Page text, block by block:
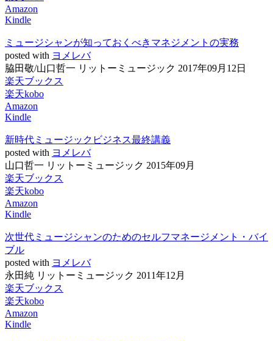
Amazon
Kindle
ミュージシャンが知っておくべきマネジメントの実務
posted with ヨメレバ
脇田敬/山口哲一 リットーミュージック 2017年09月12日
楽天ブックス
楽天kobo
Amazon
Kindle
新時代ミュージックビジネス最終講義
posted with ヨメレバ
山口哲一 リットーミュージック 2015年09月
楽天ブックス
楽天kobo
Amazon
Kindle
次世代ミュージシャンのためのセルフマネージメント・バイ
ブル
posted with ヨメレバ
永田純 リットーミュージック 2011年12月
楽天ブックス
楽天kobo
Amazon
Kindle